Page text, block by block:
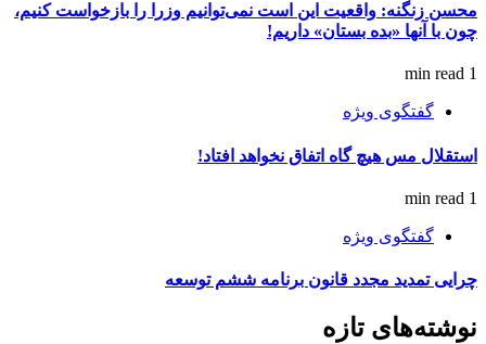
محسن زنگنه: واقعیت این است نمی‌توانیم وزرا را بازخواست کنیم،
چون با آنها «بده بستان» داریم!
1 min read
گفتگوی ویژه
استقلال مس هیچ گاه اتفاق نخواهد افتاد!
1 min read
گفتگوی ویژه
چرایی تمدید مجدد قانون برنامه ششم توسعه
نوشته‌های تازه